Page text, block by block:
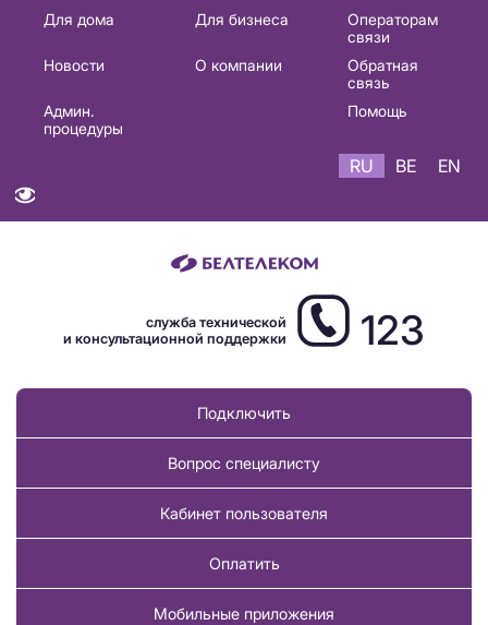
Основная
навигация
Для дома Для бизнеса
Операторам
связи
Новости
О компании
Обратная
связь
Админ.
процедуры
Помощь
RU BE EN
служба технической
и консультационной поддержки
123
Подключить
Вопрос специалисту
Кабинет пользователя
Оплатить
Мобильные приложения